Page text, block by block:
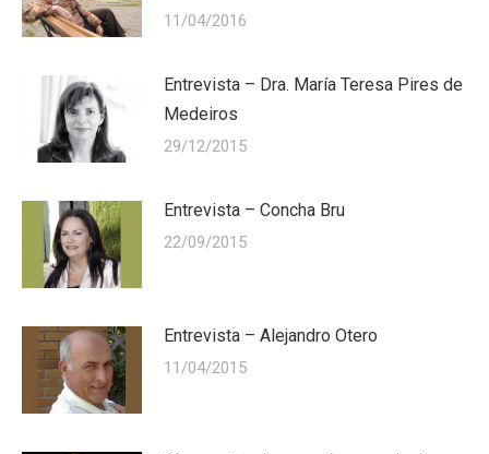
11/04/2016
Entrevista – Dra. María Teresa Pires de
Medeiros
29/12/2015
Entrevista – Concha Bru
22/09/2015
Entrevista – Alejandro Otero
11/04/2015